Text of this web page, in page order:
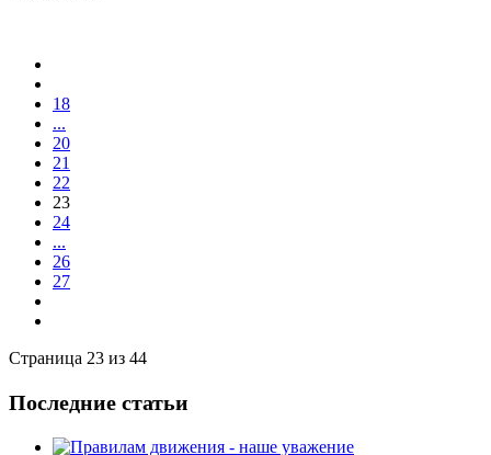
18
...
20
21
22
23
24
...
26
27
Страница 23 из 44
Последние статьи